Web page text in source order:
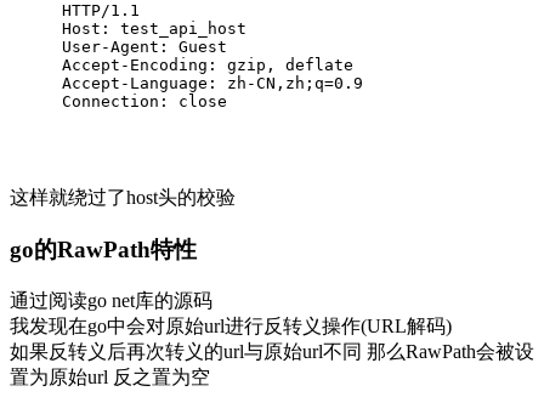
HTTP/1.1
Host: test_api_host
User-Agent: Guest
Accept-Encoding: gzip, deflate
Accept-Language: zh-CN,zh; q=0 . 9
Connection: close
这样就绕过了host头的校验
go的RawPath特性
通过阅读go net库的源码
我发现在go中会对原始url进行反转义操作(URL解码)
如果反转义后再次转义的url与原始url不同 那么RawPath会被设
置为原始url 反之置为空